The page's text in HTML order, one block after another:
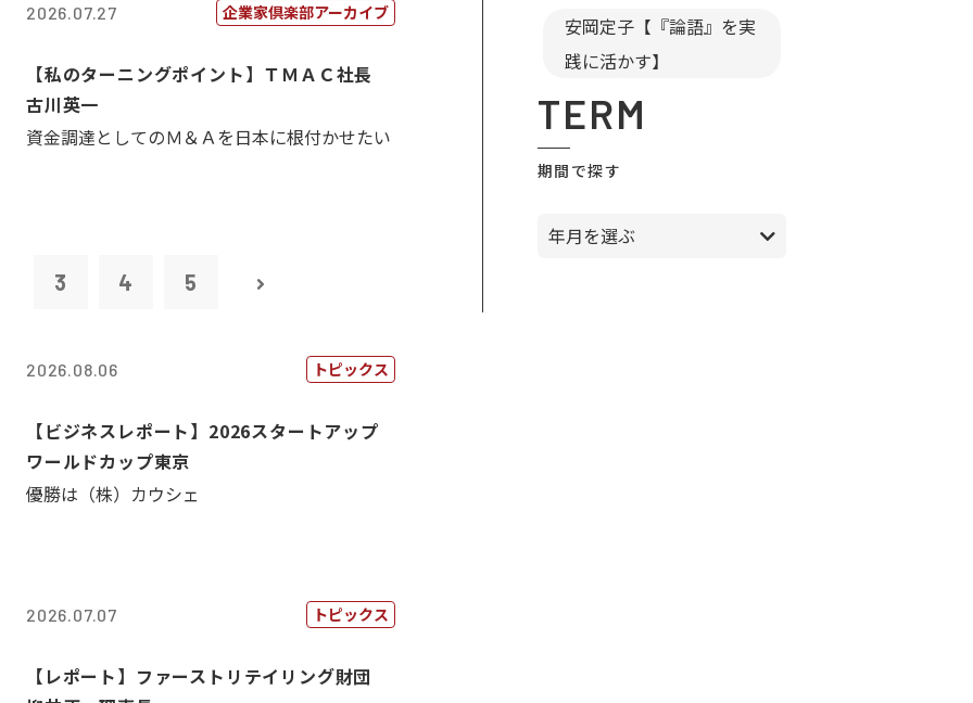
2026.07.27 企業家倶楽部アーカイブ
【私のターニングポイント】ＴＭＡＣ社長
古川英一
資金調達としてのＭ＆Ａを日本に根付かせたい
3 4 5
2026.08.06 トピックス
【ビジネスレポート】2026スタートアップ
ワールドカップ東京
優勝は（株）カウシェ
2026.07.07 トピックス
【レポート】ファーストリテイリング財団
安岡定子【『論語』を実
践に活かす】
TERM
期間で探す
年月を選ぶ